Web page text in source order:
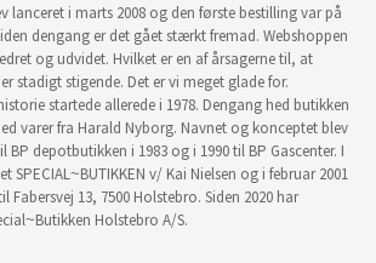
lanceret i marts 2008 og den første bestilling var på
dengang er det gået stærkt fremad. Webshoppen
og udvidet. Hvilket er en af årsagerne til, at
stadigt stigende. Det er vi meget glade for.
startede allerede i 1978. Dengang hed butikken
varer fra Harald Nyborg. Navnet og konceptet blev
depotbutikken i 1983 og i 1990 til BP Gascenter. I
SPECIAL~BUTIKKEN v/ Kai Nielsen og i februar 2001
Fabersvej 13, 7500 Holstebro. Siden 2020 har
Holstebro A/S.